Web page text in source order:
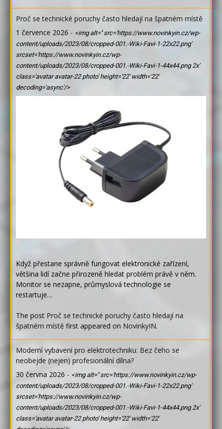
Proč se technické poruchy často hledají na špatném místě
1 července 2026 - <img alt='' src='https://www.novinkyin.cz/wp-
content/uploads/2023/08/cropped-001.-Wiki-Favi-1-22x22.png'
srcset='https://www.novinkyin.cz/wp-
content/uploads/2023/08/cropped-001.-Wiki-Favi-1-44x44.png 2x'
class='avatar avatar-22 photo' height='22' width='22'
decoding='async'/>
Když přestane správně fungovat elektronické zařízení,
většina lidí začne přirozeně hledat problém právě v něm.
Monitor se nezapne, průmyslová technologie se
restartuje…
The post Proč se technické poruchy často hledají na
špatném místě first appeared on NovinkyIN.
Moderní vybavení pro elektrotechniku: Bez čeho se
neobejde (nejen) profesionální dílna?
30 června 2026 - <img alt='' src='https://www.novinkyin.cz/wp-
content/uploads/2023/08/cropped-001.-Wiki-Favi-1-22x22.png'
srcset='https://www.novinkyin.cz/wp-
content/uploads/2023/08/cropped-001.-Wiki-Favi-1-44x44.png 2x'
class='avatar avatar-22 photo' height='22' width='22'